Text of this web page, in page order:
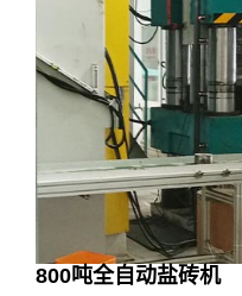
800吨全自动盐砖机